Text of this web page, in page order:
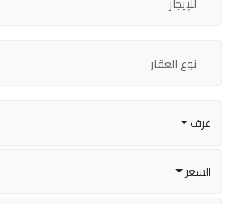
نوع العقار
غرف
السعر